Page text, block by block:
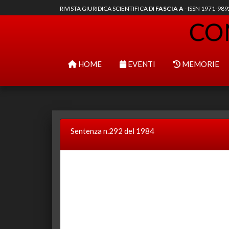
RIVISTA GIURIDICA SCIENTIFICA DI FASCIA A- ISSN 1971-
HOME EVENTI MEMORIE
Sentenza n.292 del 1984